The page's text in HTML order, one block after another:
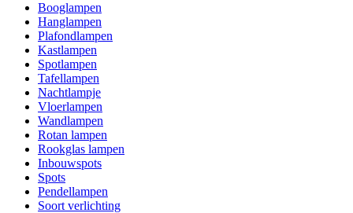
Booglampen
Hanglampen
Plafondlampen
Kastlampen
Spotlampen
Tafellampen
Nachtlampje
Vloerlampen
Wandlampen
Rotan lampen
Rookglas lampen
Inbouwspots
Spots
Pendellampen
Soort verlichting